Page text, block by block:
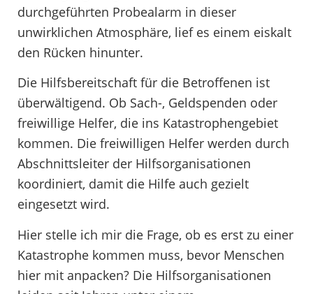
durchgeführten Probealarm in dieser
unwirklichen Atmosphäre, lief es einem eiskalt
den Rücken hinunter.
Die Hilfsbereitschaft für die Betroffenen ist
überwältigend. Ob Sach-, Geldspenden oder
freiwillige Helfer, die ins Katastrophengebiet
kommen. Die freiwilligen Helfer werden durch
Abschnittsleiter der Hilfsorganisationen
koordiniert, damit die Hilfe auch gezielt
eingesetzt wird.
Hier stelle ich mir die Frage, ob es erst zu einer
Katastrophe kommen muss, bevor Menschen
hier mit anpacken? Die Hilfsorganisationen